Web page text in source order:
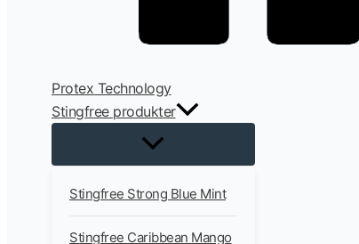
Protex Technology
Stingfree produkter
Stingfree Strong Blue Mint
Stingfree Caribbean Mango